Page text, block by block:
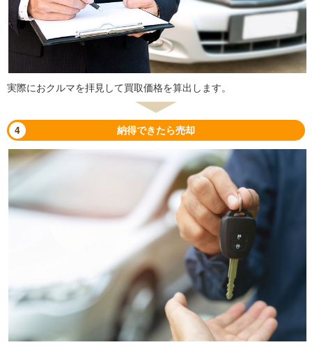
実際におクルマを拝見して買取価格を算出します。
4 納得できたら売却